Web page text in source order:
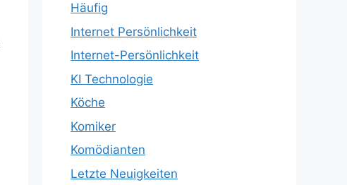
Häufig
Internet Persönlichkeit
Internet-Persönlichkeit
KI Technologie
Köche
Komiker
Komödianten
Letzte Neuigkeiten